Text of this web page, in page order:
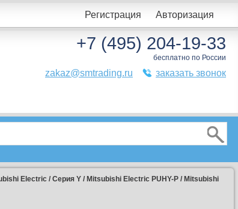
Регистрация Авторизация
+7 (495) 204-19-33
бесплатно по России
zakaz@smtrading.ru заказать звонок
Еlectric / Серия Y / Mitsubishi Electric PUHY-P / Mitsubishi